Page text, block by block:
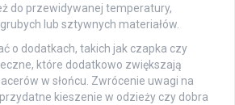
do przewidywanej temperatury,
lub sztywnych materiałów.
o dodatkach, takich jak czapka czy
które dodatkowo zwiększają
w słońcu. Zwrócenie uwagi na
kieszenie w odzieży czy dobra